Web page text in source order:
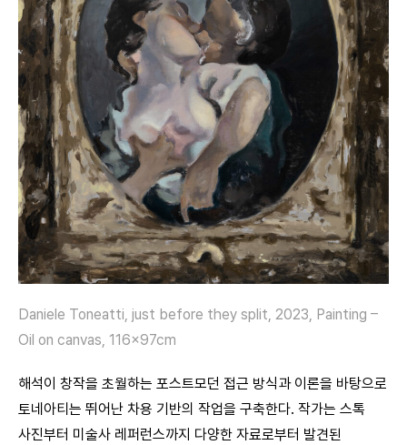
Daniele Toneatti, just before they split, 2023, Painting –
Oil on canvas, 116x97cm
해석이 창작을 초월하는 포스트모던 접근 방식과 이론을 바탕으로
토네아티는 뛰어난 차용 기반의 작업을 구축한다. 작가는 스톡
사진부터 미술사 레퍼런스까지 다양한 자료로부터 발견된